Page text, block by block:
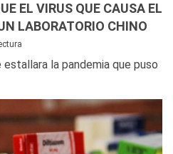
EL VIRUS QUE CAUSA EL
LABORATORIO CHINO
la pandemia que puso